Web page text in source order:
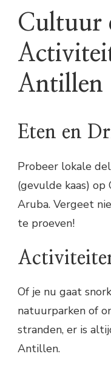
Cultuur
Antillen
Eten en
Probeer lokale
(gevulde kaas) op
Aruba. Vergeet
te proeven!
Of je nu gaat
natuurparken of
stranden, er is
Antillen.